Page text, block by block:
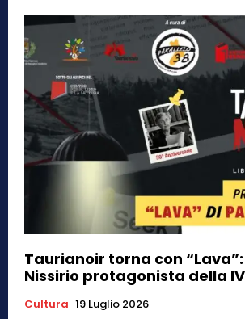
Taurianoir torna con
Nissirio protagonista della
Cultura 19 Luglio 2026